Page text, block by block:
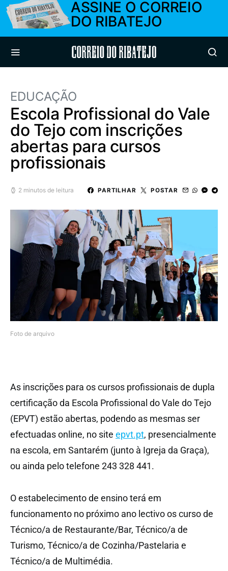
ASSINE O CORREIO
DO RIBATEJO
Correio do Ribatejo
EDUCAÇÃO
Escola Profissional do Vale
do Tejo com inscrições
abertas para cursos
profissionais
2 minutos de leitura PARTILHAR POSTAR
Foto de arquivo
As inscrições para os cursos profissionais de dupla
certificação da Escola Profissional do Vale do Tejo
(EPVT) estão abertas, podendo as mesmas ser
efectuadas online, no site epvt.pt, presencialmente
na escola, em Santarém (junto à Igreja da Graça),
ou ainda pelo telefone 243 328 441.
O estabelecimento de ensino terá em
funcionamento no próximo ano lectivo os curso de
Técnico/a de Restaurante/Bar, Técnico/a de
Turismo, Técnico/a de Cozinha/Pastelaria e
Técnico/a de Multimédia.